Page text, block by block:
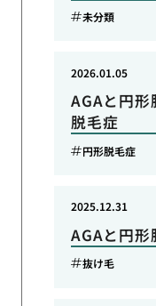
未分類
AGAと円
脱毛症
2026.01.05
円形脱毛症
AGAと円
2025.12.31
抜け毛